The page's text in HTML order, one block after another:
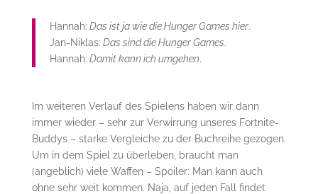
Hannah: Das ist ja wie die Hunger Games hier.
Jan-Niklas: Das sind die Hunger Games.
Hannah: Damit kann ich umgehen.
Im weiteren Verlauf des Spielens haben wir dann
immer wieder – sehr zur Verwirrung unseres Fortnite-
Buddys – starke Vergleiche zu der Buchreihe gezogen.
Um in dem Spiel zu überleben, braucht man
(angeblich) viele Waffen – Spoiler: Man kann auch
ohne sehr weit kommen. Naja, auf jeden Fall findet